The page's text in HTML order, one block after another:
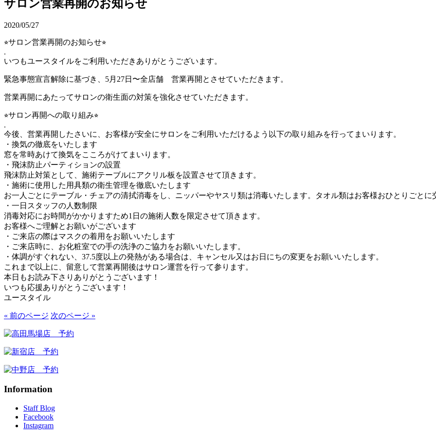
サロン営業再開のお知らせ
2020/05/27
⭐︎サロン営業再開のお知らせ⭐︎
.
いつもユースタイルをご利用いただきありがとうございます。
緊急事態宣言解除に基づき、5月27日〜全店舗 営業再開とさせていただきます。
営業再開にあたってサロンの衛生面の対策を強化させていただきます。
⭐︎サロン再開への取り組み⭐︎
.
今後、営業再開したさいに、お客様が安全にサロンをご利用いただけるよう以下の取り組みを行ってまいります。
・換気の徹底をいたします
窓を常時あけて換気をこころがけてまいります。
・飛沫防止パーティションの設置
飛沫防止対策として、施術テーブルにアクリル板を設置させて頂きます。
・施術に使用した用具類の衛生管理を徹底いたします
お一人ごとにテーブル・チェアの清拭消毒をし、ニッパーやヤスリ類は消毒いたします。タオル類はお客様おひとりごとに
・一日スタッフの人数制限
消毒対応にお時間がかかりますため1日の施術人数を限定させて頂きます。
お客様へご理解とお願いがございます
・ご来店の際はマスクの着用をお願いいたします
・ご来店時に、お化粧室での手の洗浄のご協力をお願いいたします。
・体調がすぐれない、37.5度以上の発熱がある場合は、キャンセル又はお日にちの変更をお願いいたします。
これまで以上に、留意して営業再開後はサロン運営を行って参ります。
本日もお読み下さりありがとうございます！
いつも応援ありがとうございます！
ユースタイル
« 前のページ 次のページ »
Information
Staff Blog
Facebook
Instagram